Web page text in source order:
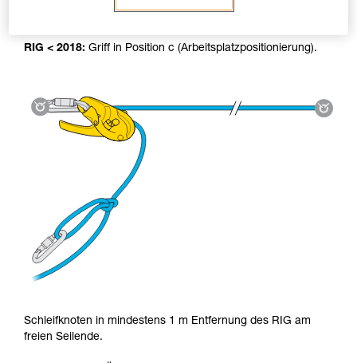
automatisch und stellt den Griff zurück in die Stopp-Position.
RIG < 2018: Griff in Position c (Arbeitsplatzpositionierung).
Schleifknoten in mindestens 1 m Entfernung des RIG am
freien Seilende.